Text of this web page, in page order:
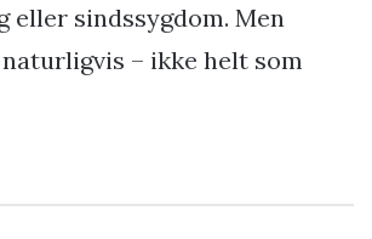
eller sindssygdom. Men
– ikke helt som